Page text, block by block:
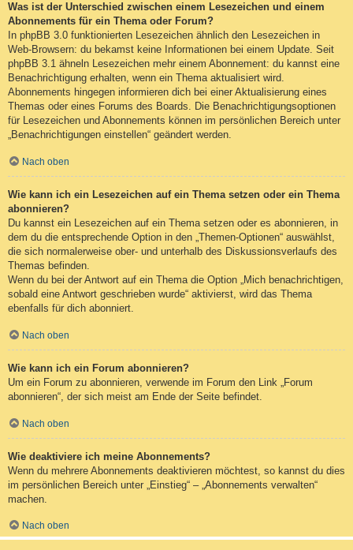
Was ist der Unterschied zwischen einem Lesezeichen und einem
Abonnements für ein Thema oder Forum?
In phpBB 3.0 funktionierten Lesezeichen ähnlich den Lesezeichen in
Web-Browsern: du bekamst keine Informationen bei einem Update. Seit
phpBB 3.1 ähneln Lesezeichen mehr einem Abonnement: du kannst eine
Benachrichtigung erhalten, wenn ein Thema aktualisiert wird.
Abonnements hingegen informieren dich bei einer Aktualisierung eines
Themas oder eines Forums des Boards. Die Benachrichtigungsoptionen
für Lesezeichen und Abonnements können im persönlichen Bereich unter
„Benachrichtigungen einstellen“ geändert werden.
Nach oben
Wie kann ich ein Lesezeichen auf ein Thema setzen oder ein Thema
abonnieren?
Du kannst ein Lesezeichen auf ein Thema setzen oder es abonnieren, in
dem du die entsprechende Option in den „Themen-Optionen“ auswählst,
die sich normalerweise ober- und unterhalb des Diskussionsverlaufs des
Themas befinden.
Wenn du bei der Antwort auf ein Thema die Option „Mich benachrichtigen,
sobald eine Antwort geschrieben wurde“ aktivierst, wird das Thema
ebenfalls für dich abonniert.
Nach oben
Wie kann ich ein Forum abonnieren?
Um ein Forum zu abonnieren, verwende im Forum den Link „Forum
abonnieren“, der sich meist am Ende der Seite befindet.
Nach oben
Wie deaktiviere ich meine Abonnements?
Wenn du mehrere Abonnements deaktivieren möchtest, so kannst du dies
im persönlichen Bereich unter „Einstieg“ – „Abonnements verwalten“
machen.
Nach oben